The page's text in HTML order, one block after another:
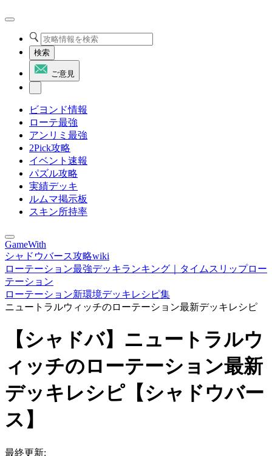
検索
ご意見
ビヨンド情報
ローテ最強
アンリミ最強
2Pick攻略
イベント速報
パズル攻略
実績デッキ
ルムマ掲示板
スキン所持率
GameWith
シャドウバース攻略wiki
ローテーション最強デッキランキング｜タイムスリップロー
テーション
ローテーション新環境デッキレシピ集
ニュートラルウィッチのローテーション最新デッキレシピ
【シャドバ】ニュートラルウ
ィッチのローテーション最新
デッキレシピ【シャドウバー
ス】
最終更新: